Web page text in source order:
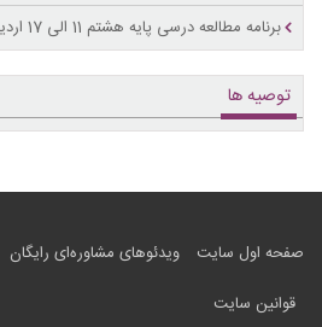
برنامه مطالعه درسی پایه هشتم 11 الی 17 اردیبهشت
توصیه ها
صفحه اول سایت ویدئوهای مشاوره‌ای رایگان
قوانین سایت